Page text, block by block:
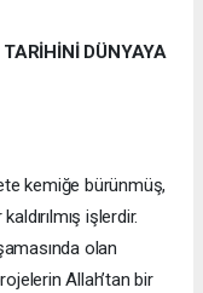
DÜNYAYA
ete kemiğe bürünmüş,
işlerdir.
olan
Allah’tan bir